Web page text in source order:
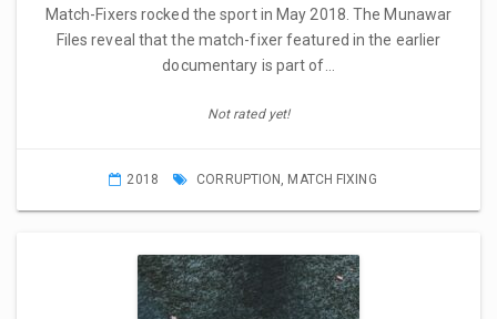
Match-Fixers rocked the sport in May 2018. The Munawar
Files reveal that the match-fixer featured in the earlier
documentary is part of…
Not rated yet!
2018 CORRUPTION , MATCH FIXING